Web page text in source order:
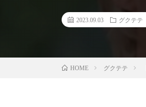
2023.09.03 グクテテ
HOME グクテテ